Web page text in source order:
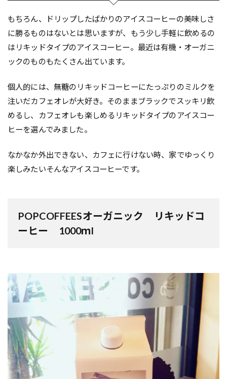
もちろん、ドリップしたばかりのアイスコーヒーの美味しさ
に勝るものはないとは思いますが、もう少し手軽に飲めるの
はリキッドタイプのアイスコーヒー。最近は有機・オーガニ
ックのものもたくさん出ています。
個人的には、無糖のリキッドコーヒーにたっぷりのミルクを
注いだカフェオレが大好き。そのままブラックでスッキリ飲
めるし、カフェオレも楽しめるリキッドタイプのアイスコー
ヒーを選んでみました。
なかなか外出できない、カフェに行けない時、家でゆっくり
楽しみたいそんなアイスコーヒーです。
POPCOFFEESオーガニック リキッドコ
ーヒー 1000ｍl